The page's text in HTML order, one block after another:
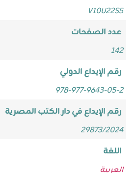
V10U22S5
عدد الصفحات
142
رقم الإيداع الدولي
978-977-9643-05-2
رقم الإيداع في دار الكتب المصرية
29873/2024
اللغة
العربية